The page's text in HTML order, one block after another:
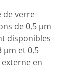
de verre
de 0,5 µm
disponibles
µm et 0,5
en